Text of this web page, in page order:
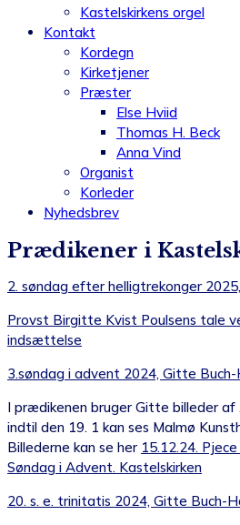
Kastelskirkens orgel
Kontakt
Kordegn
Kirketjener
Præster
Else Hviid
Thomas H. Beck
Anna Vind
Organist
Korleder
Nyhedsbrev
Prædikener i
2. søndag efter helligtrekonger
Provst Birgitte Kvist Poulsens tale
indsættelse
3.søndag i advent 2024, Gitte Buch-
I prædikenen bruger Gitte billeder af
indtil den 19. 1 kan ses Malmø
Billederne kan se her 15.12.24.
Søndag i Advent. Kastelskirken
20. s. e. trinitatis 2024, Gitte Buch-